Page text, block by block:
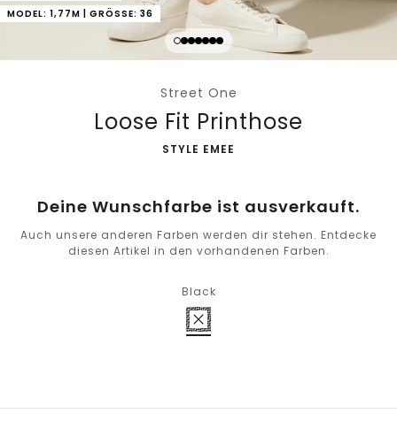
MODEL: 1,77M | GRÖSSE: 36
Street One
Loose Fit Printhose
-
STYLE EMEE
Deine Wunschfarbe ist ausverkauft.
Auch unsere anderen Farben werden dir stehen. Entdecke
diesen Artikel in den vorhandenen Farben.
Black